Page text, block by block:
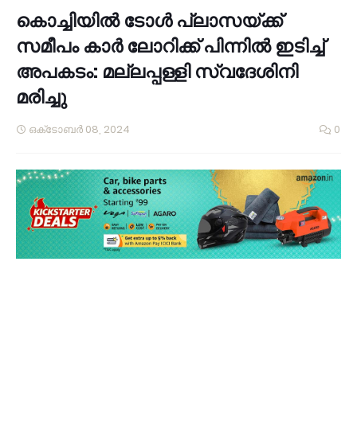
കൊച്ചിയിൽ ടോൾ പ്ലാസയ്ക്ക്
സമീപം കാർ ലോറിക്ക് പിന്നിൽ ഇടിച്ച്
അപകടം: മല്ലപ്പള്ളി സ്വദേശിനി
മരിച്ചു
ഒക്‌ടോബർ 08, 2024 0